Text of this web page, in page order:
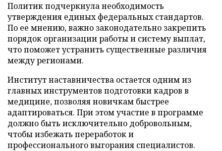
Политик подчеркнула необходимость
утверждения единых федеральных стандартов.
По ее мнению, важно законодательно закрепить
порядок организации работы и систему выплат,
что поможет устранить существенные различия
между регионами.
Институт наставничества остается одним из
главных инструментов подготовки кадров в
медицине, позволяя новичкам быстрее
адаптироваться. При этом участие в программе
должно быть исключительно добровольным,
чтобы избежать переработок и
профессионального выгорания специалистов.